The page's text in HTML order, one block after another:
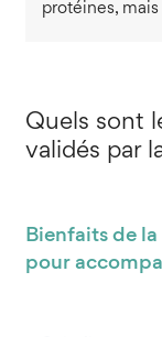
protéines,
Quels sont
validés par
Bienfaits de
pour